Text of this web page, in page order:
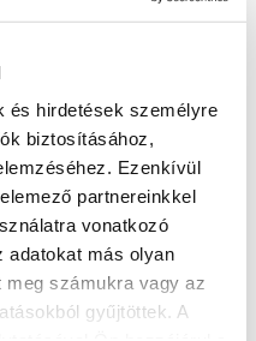
és hirdetések személyre
biztosításához,
Ezenkívül
partnereinkkel
vonatkozó
adatokat más olyan
meg számukra vagy az
gyűjtöttek. A